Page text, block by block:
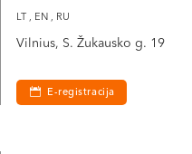
LT , EN , RU
Vilnius, S. Žukausko g. 19
E-registracija